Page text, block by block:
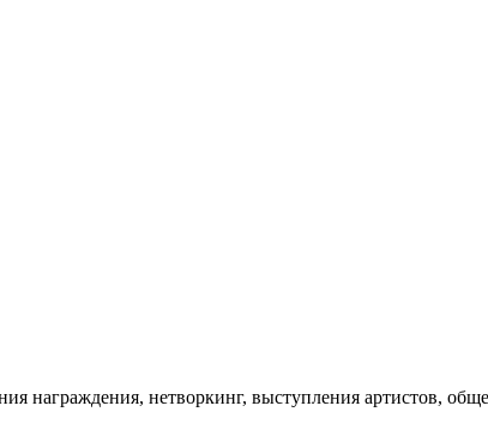
награждения, нетворкинг, выступления артистов,